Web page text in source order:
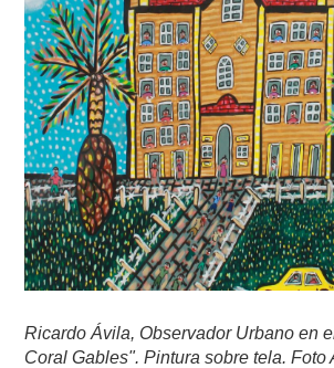
Ricardo Ávila, Observador Urbano en
Coral Gables". Pintura sobre tela. Foto